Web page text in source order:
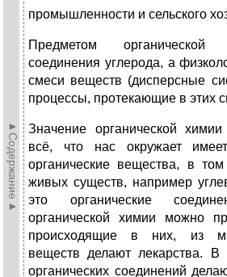
►Содержание►
промышленности и сельского
Предметом
соединения углерода, а
смеси веществ (дисперсные
процессы, протекающие в этих
Значение органической
всё, что нас окружает
органические вещества, в
живых существ, например
это органические
органической химии можно
происходящие в них, из
веществ делают лекарства.
органических соединений